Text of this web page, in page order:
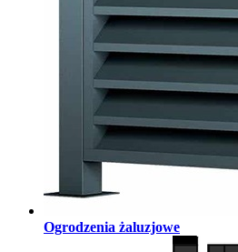
Ogrodzenia żaluzjowe